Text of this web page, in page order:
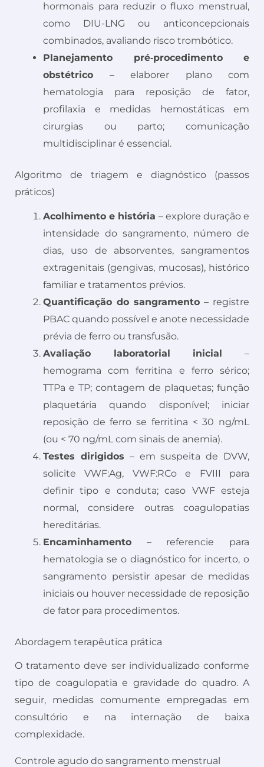
hormonais para reduzir o fluxo menstrual,
como DIU-LNG ou anticoncepcionais
combinados, avaliando risco trombótico.
Planejamento pré‑procedimento e
obstétrico – elaborer plano com
hematologia para reposição de fator,
profilaxia e medidas hemostáticas em
cirurgias ou parto; comunicação
multidisciplinar é essencial.
Algoritmo de triagem e diagnóstico (passos
práticos)
Acolhimento e história – explore duração e
intensidade do sangramento, número de
dias, uso de absorventes, sangramentos
extragenitais (gengivas, mucosas), histórico
familiar e tratamentos prévios.
Quantificação do sangramento – registre
PBAC quando possível e anote necessidade
prévia de ferro ou transfusão.
Avaliação laboratorial inicial –
hemograma com ferritina e ferro sérico;
TTPa e TP; contagem de plaquetas; função
plaquetária quando disponível; iniciar
reposição de ferro se ferritina < 30 ng/mL
(ou < 70 ng/mL com sinais de anemia).
Testes dirigidos – em suspeita de DVW,
solicite VWF:Ag, VWF:RCo e FVIII para
definir tipo e conduta; caso VWF esteja
normal, considere outras coagulopatias
hereditárias.
Encaminhamento – referencie para
hematologia se o diagnóstico for incerto, o
sangramento persistir apesar de medidas
iniciais ou houver necessidade de reposição
de fator para procedimentos.
Abordagem terapêutica prática
O tratamento deve ser individualizado conforme
tipo de coagulopatia e gravidade do quadro. A
seguir, medidas comumente empregadas em
consultório e na internação de baixa
complexidade.
Controle agudo do sangramento menstrual